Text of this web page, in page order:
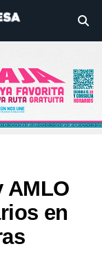
AMLO
en